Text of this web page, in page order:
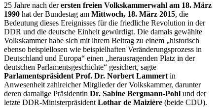
25 Jahre nach derersten freien Volkskammerwahl am 18. März
1990 hat der Bundestag am Mittwoch, 18. März 2015, die
Bedeutung dieses Ereignisses für die friedliche Revolution in der
DDR und die deutsche Einheit gewürdigt. Die damals gewählte
Volkskammer habe sich mit ihrem Beitrag zu einem „historisch
ebenso beispiellosen wie beispielhaften Veränderungsprozess in
Deutschland und Europa“ einen „herausragenden Platz in der
deutschen Parlamentsgeschichte“ gesichert, sagte
Parlamentspräsident Prof. Dr. Norbert Lammert in
Anwesenheit zahlreicher Mitglieder der Volkskammer, darunter
deren damalige Präsidentin Dr. Sabine Bergmann-Pohl und der
letzte DDR-Ministerpräsident Lothar de Maizière (beide CDU).